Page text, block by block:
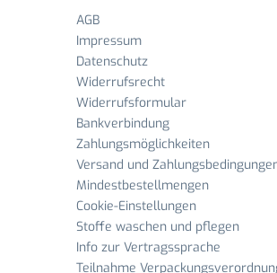
AGB
Impressum
Datenschutz
Widerrufsrecht
Widerrufsformular
Bankverbindung
Zahlungsmöglichkeiten
Versand und
Mindestbestellmengen
Cookie-Einstellungen
Stoffe waschen und pflegen
Info zur Vertragssprache
Teilnahme